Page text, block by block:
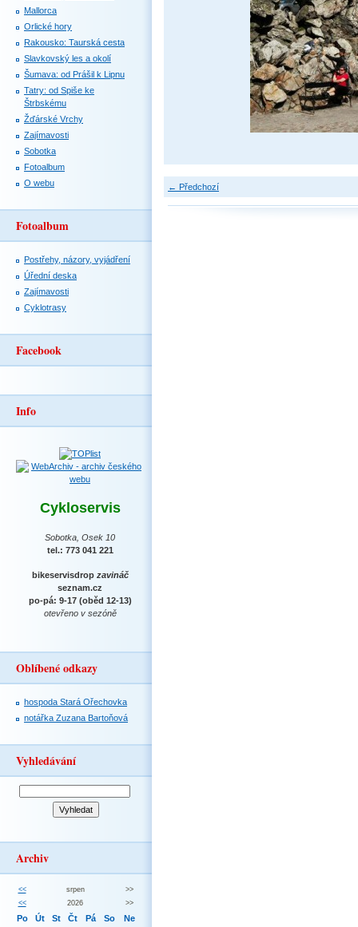
← Předchozí
Mallorca
Orlické hory
Rakousko: Taurská cesta
Slavkovský les a okolí
Šumava: od Prášil k Lipnu
Tatry: od Spiše ke
Štrbskému
Žďárské Vrchy
Zajímavosti
Sobotka
Fotoalbum
O webu
Fotoalbum
Postřehy, názory, vyjádření
Úřední deska
Zajímavosti
Cyklotrasy
Facebook
Info
Cykloservis
Sobotka, Osek 10
tel.: 773 041 221
bikeservisdrop zavináč
seznam.cz
po-pá: 9-17 (oběd 12-13)
otevřeno v sezóně
Oblíbené odkazy
hospoda Stará Ořechovka
notářka Zuzana Bartoňová
Vyhledávání
Archiv
<< srpen
>>
<<
2026 >>
Po Út St Čt Pá So Ne